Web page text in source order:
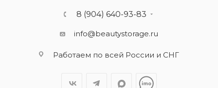
8 (904) 640-93-83
info@beautystorage.ru
Работаем по всей России и СНГ